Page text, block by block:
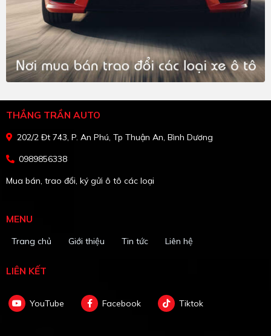
THẮNG TRẦN AUTO
202/2 Đt 743, P. An Phú, Tp Thuận An, Bình Dương
0989856338
Mua bán, trao đổi, ký gửi ô tô các loại
MENU
Trang chủ Giới thiệu Tin tức Liên hệ
LIÊN KẾT
YouTube Facebook Tiktok